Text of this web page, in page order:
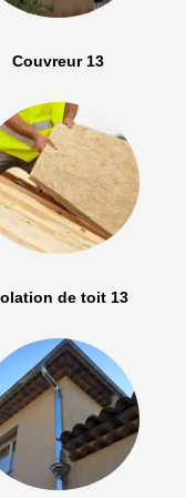
Couvreur 13
de toit 13